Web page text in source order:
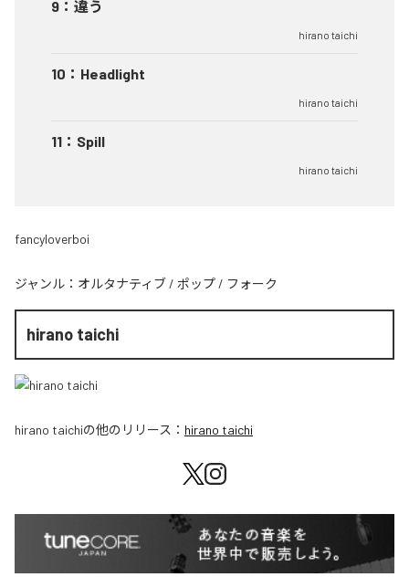
9 ： 違う
hirano taichi
10 ： Headlight
hirano taichi
11 ： Spill
hirano taichi
fancyloverboi
ジャンル： オルタナティブ / ポップ / フォーク
hirano taichi
hirano taichiの他のリリース： hirano taichi